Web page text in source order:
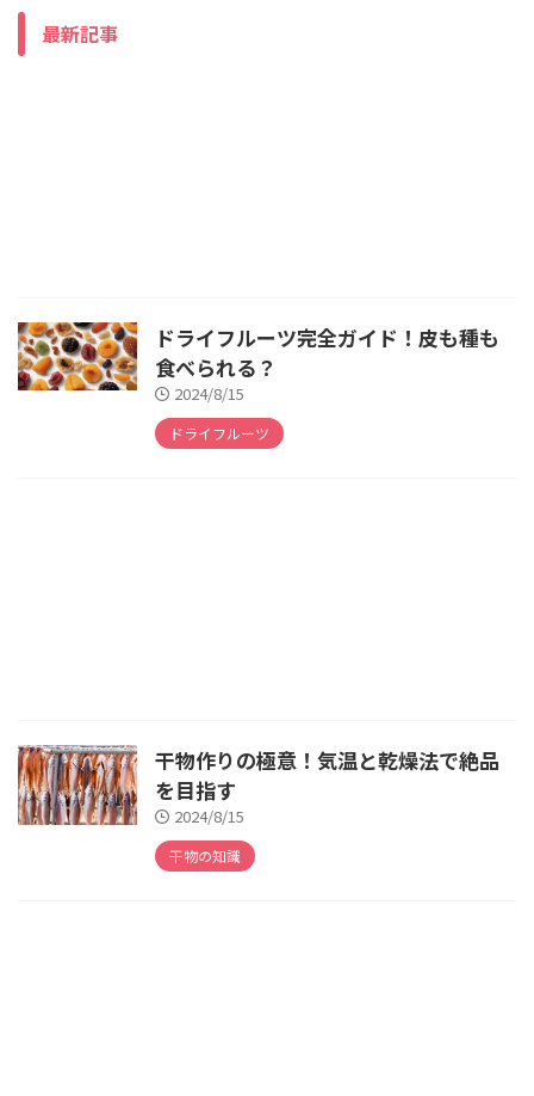
最新記事
ドライフルーツ完全ガイド！皮も種も
食べられる？
2024/8/15
ドライフルーツ
干物作りの極意！気温と乾燥法で絶品
を目指す
2024/8/15
干物の知識